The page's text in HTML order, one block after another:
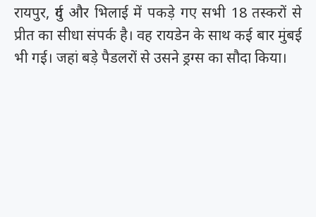
रायपुर, दुर्ग और भिलाई में पकड़े गए सभी 18 तस्करों से
प्रीत का सीधा संपर्क है। वह रायडेन के साथ कई बार मुंबई
भी गई। जहां बड़े पैडलरों से उसने ड्रग्स का सौदा किया।